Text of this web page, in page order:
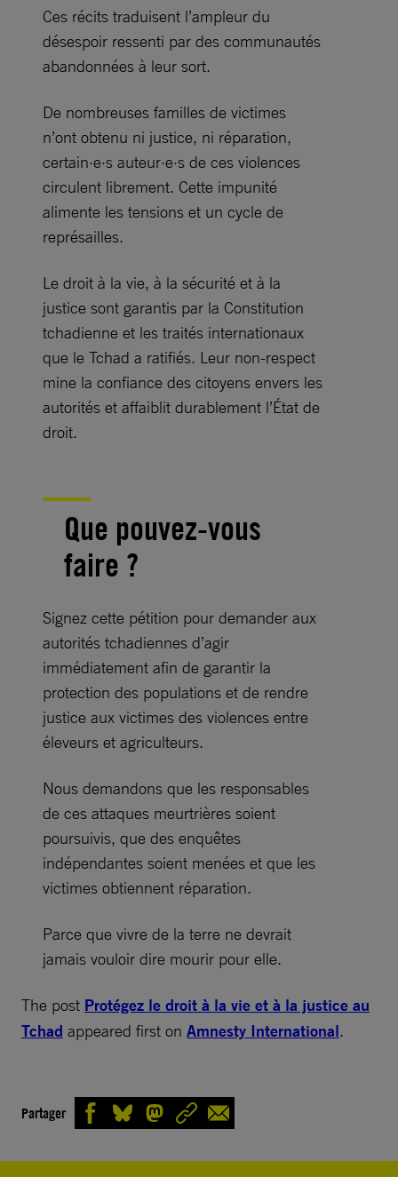
Ces récits traduisent l’ampleur du
désespoir ressenti par des communautés
abandonnées à leur sort.
De nombreuses familles de victimes
n’ont obtenu ni justice, ni réparation,
certain·e·s auteur·e·s de ces violences
circulent librement. Cette impunité
alimente les tensions et un cycle de
représailles.
Le droit à la vie, à la sécurité et à la
justice sont garantis par la Constitution
tchadienne et les traités internationaux
que le Tchad a ratifiés. Leur non-respect
mine la confiance des citoyens envers les
autorités et affaiblit durablement l’État de
droit.
Que pouvez-vous
faire ?
Signez cette pétition pour demander aux
autorités tchadiennes d’agir
immédiatement afin de garantir la
protection des populations et de rendre
justice aux victimes des violences entre
éleveurs et agriculteurs.
Nous demandons que les responsables
de ces attaques meurtrières soient
poursuivis, que des enquêtes
indépendantes soient menées et que les
victimes obtiennent réparation.
Parce que vivre de la terre ne devrait
jamais vouloir dire mourir pour elle.
The post Protégez le droit à la vie et à la justice au
Tchad appeared first on Amnesty International.
Partager